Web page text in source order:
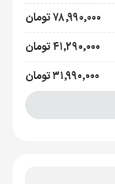
۷۸٬۹۹۰٬۰۰۰ تومان
۴۱٬۲۹۰٬۰۰۰ تومان
۳۱٬۹۹۰٬۰۰۰ تومان